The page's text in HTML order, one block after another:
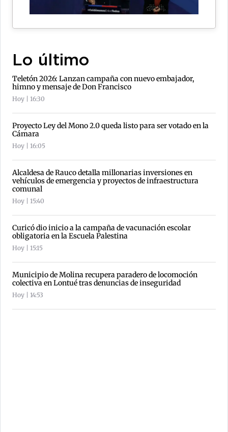
Lo último
Teletón 2026: Lanzan campaña con nuevo embajador,
himno y mensaje de Don Francisco
Hoy | 16:30
Proyecto Ley del Mono 2.0 queda listo para ser votado en la
Cámara
Hoy | 16:05
Alcaldesa de Rauco detalla millonarias inversiones en
vehículos de emergencia y proyectos de infraestructura
comunal
Hoy | 15:40
Curicó dio inicio a la campaña de vacunación escolar
obligatoria en la Escuela Palestina
Hoy | 15:15
Municipio de Molina recupera paradero de locomoción
colectiva en Lontué tras denuncias de inseguridad
Hoy | 14:53